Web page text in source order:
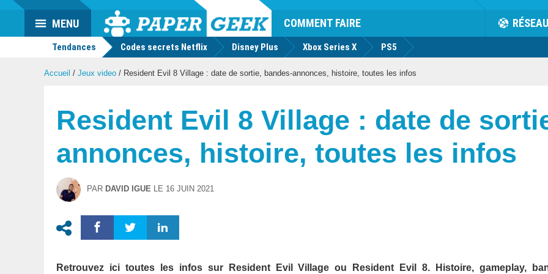
Actu
geek
COMMENT FAIRE RÉSEAU
MENU
Tendances Codes secrets Netflix Disney Plus Xbox Series X PS5
Accueil / Jeux video / Resident Evil 8 Village : date de sortie, bandes-annonces, histoire, toutes les infos
Resident Evil 8 Village : date de
annonces, histoire, toutes les infos
PAR DAVID IGUE LE 16 JUIN 2021
Retrouvez ici toutes les infos sur Resident Evil Village ou Resident Evil 8. Histoire, gameplay,